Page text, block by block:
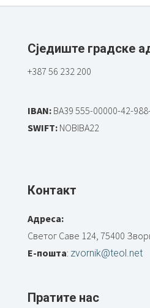
Сједиште градске
+387 56 232 200
IBAN:BA39 555-00000-42-
SWIFT:NOBIBA22
Контакт
Адреса:
Светог Саве 124, 75400
Е-пошта: zvornik@teol.net
Пратите нас